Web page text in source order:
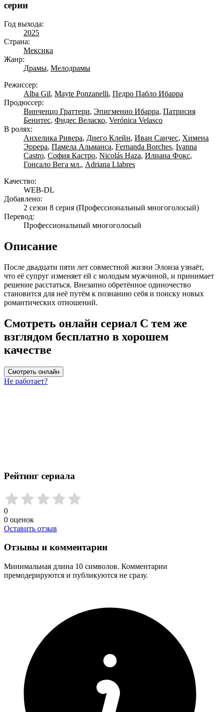
серии
Год выхода:
2025
Страна:
Мексика
Жанр:
Драмы, Мелодрамы
Режиссер:
Alba Gil, Mayte Ponzanelli, Педро Пабло Ибарра
Продюссер:
Винченцо Граттери, Эпигменио Ибарра, Патрисия
Бенитес, Фидес Веласко, Verónica Velasco
В ролях:
Анхелика Ривера, Диего Клейн, Иван Санчес, Химена
Эррера, Памела Альманса, Fernanda Borches, Ivanna
Castro, София Кастро, Nicolás Haza, Илиана Фокс,
Гонсало Вега мл., Adriana Llabres
Качество:
WEB-DL
Добавлено:
2 сезон 8 серия (Профессиональный многоголосый)
Перевод:
Профессиональный многоголосый
Описание
После двадцати пяти лет совместной жизни Элоиза узнаёт,
что её супруг изменяет ей с молодым мужчиной, и принимает
решение расстаться. Внезапно обретённое одиночество
становится для неё путём к познанию себя и поиску новых
романтических отношений.
Смотреть онлайн сериал С тем же
взглядом бесплатно в хорошем
качестве
Смотреть онлайн
Не работает?
Рейтинг сериала
0
0 оценок
Оставить отзыв
Отзывы и комментарии
Минимальная длина 10 символов. Комментарии
премодерируются и публикуются не сразу.